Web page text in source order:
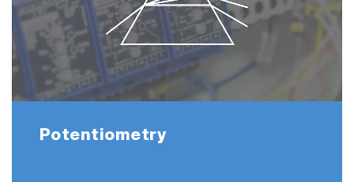
Potentiometry